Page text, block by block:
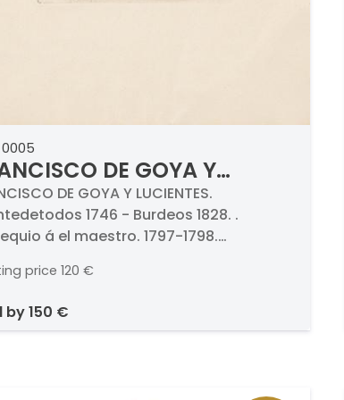
DE GOYA Y
- Obsequio á el
1797-1798
DE GOYA Y LUCIENTES.
1746 - Burdeos 1828. .
á el maestro. 1797-1798.
Titulado y numerado (47.).
de la serie Los Caprichos.
price 120 €
by150 €